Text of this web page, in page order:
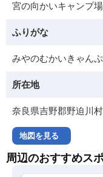
宮の向かいキャンプ
ふりがな
みやのむかいきゃん
所在地
奈良県吉野郡野迫川
地図を見る
周辺のおすすめス